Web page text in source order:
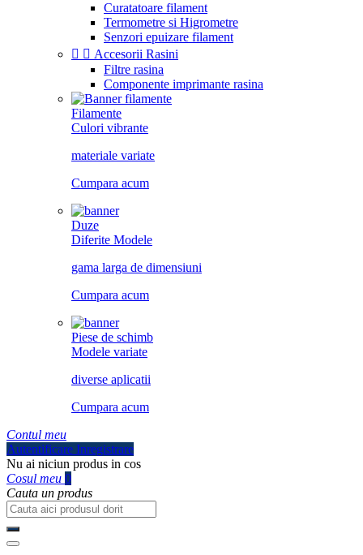
Curatatoare filament
Termometre si Higrometre
Senzori epuizare filament
  Accesorii Rasini
Filtre rasina
Componente imprimante rasina
Filamente
Culori vibrante
materiale variate
Cumpara acum
Duze
Diferite Modele
gama larga de dimensiuni
Cumpara acum
Piese de schimb
Modele variate
diverse aplicatii
Cumpara acum
Contul meu
Autentificare Inregistrare
Nu ai niciun produs in cos
Cosul meu 0
Cauta un produs